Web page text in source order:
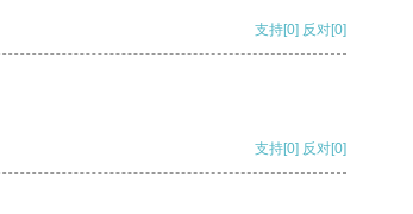
支持[0] 反对[0]
支持[0] 反对[0]